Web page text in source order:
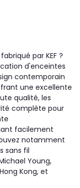
par KEF ?
d'enceintes
contemporain
une excellente
qualité, les
complète pour
facilement
notamment
sans fil
Young,
Kong, et